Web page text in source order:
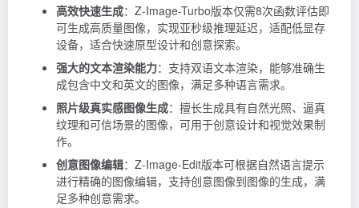
高效快速生成：Z-Image-Turbo版本仅需8次函数评估即
可生成高质量图像，实现亚秒级推理延迟，适配低显存
设备，适合快速原型设计和创意探索。
强大的文本渲染能力：支持双语文本渲染，能够准确生
成包含中文和英文的图像，满足多种语言需求。
照片级真实感图像生成：擅长生成具有自然光照、逼真
纹理和可信场景的图像，可用于创意设计和视觉效果制
作。
创意图像编辑：Z-Image-Edit版本可根据自然语言提示
进行精确的图像编辑，支持创意图像到图像的生成，满
足多种创意需求。